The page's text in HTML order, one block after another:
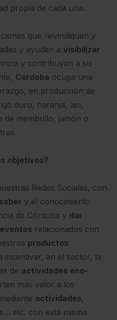
propia de cada una.
que reivindiquen y
y ayuden a visibilizar
y contribuyan a su
Córdoba ocupa una
en producción de
duro, naranja, ajo,
de membrillo, jamón o
objetivos?
Redes Sociales, con
saber y el conocimiento
de Córdoba y dar
relacionados con
productos
incentivar, en el sector, la
de actividades eno-
más valor a los
actividades,
etc. con esta misma